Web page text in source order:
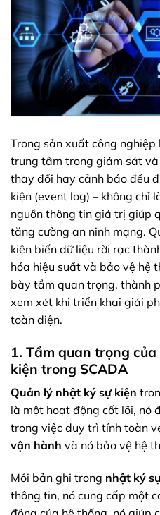
Trong sản xuất công
trung tâm trong giám sát
thay đổi hay cảnh báo đều
kiện (event log) – không chỉ
nguồn thông tin giá trị giúp
tăng cường an ninh mạng.
kiện biến dữ liệu rời rạc
hóa hiệu suất và bảo vệ hệ
bày tầm quan trọng, thành
xem xét khi triển khai giải
toàn diện.
1. Tầm quan trọng
kiện trong SCADA
Quản lý nhật ký sự kiện
là một hoạt động cốt lõi, nó
trong việc duy trì tính toàn
vận hành và nó bảo vệ hệ
Mỗi bản ghi trong nhật ký
thông tin, nó cung cấp một